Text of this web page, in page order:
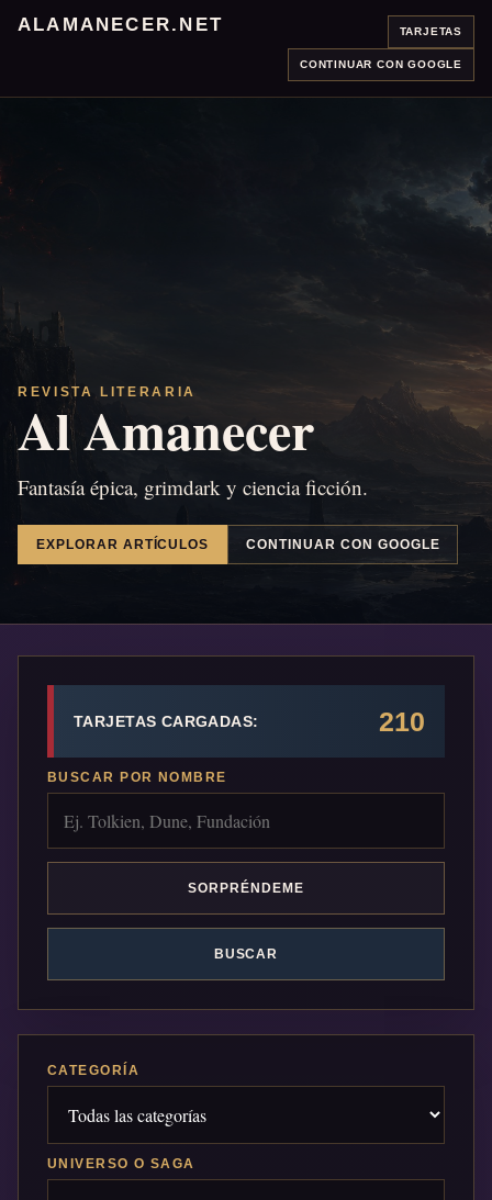
ALAMANECER.NET TARJETAS
CONTINUAR CON GOOGLE
REVISTA LITERARIA
Al Amanecer
Fantasía épica, grimdark y ciencia ficción.
EXPLORAR ARTÍCULOS CONTINUAR CON GOOGLE
TARJETAS CARGADAS: 210
BUSCAR POR NOMBRE
SORPRÉNDEME
BUSCAR
CATEGORÍA
UNIVERSO O SAGA